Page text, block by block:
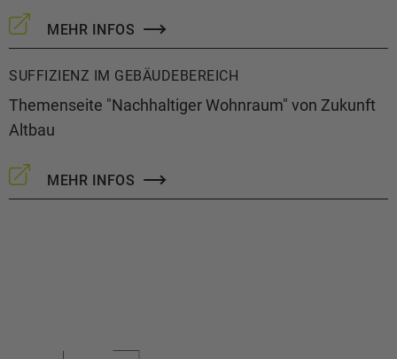
MEHR INFOS
SUFFIZIENZ IM GEBÄUDEBEREICH
Themenseite "Nachhaltiger Wohnraum" von Zukunft
Altbau
MEHR INFOS